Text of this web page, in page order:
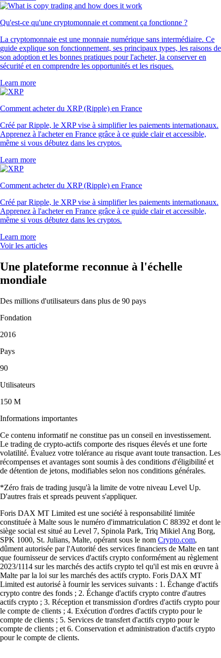
Qu'est-ce qu'une cryptomonnaie et comment ça fonctionne ?
La cryptomonnaie est une monnaie numérique sans intermédiaire. Ce
guide explique son fonctionnement, ses principaux types, les raisons de
son adoption et les bonnes pratiques pour l'acheter, la conserver en
sécurité et en comprendre les opportunités et les risques.
Learn more
Comment acheter du XRP (Ripple) en France
Créé par Ripple, le XRP vise à simplifier les paiements internationaux.
Apprenez à l'acheter en France grâce à ce guide clair et accessible,
même si vous débutez dans les cryptos.
Learn more
Comment acheter du XRP (Ripple) en France
Créé par Ripple, le XRP vise à simplifier les paiements internationaux.
Apprenez à l'acheter en France grâce à ce guide clair et accessible,
même si vous débutez dans les cryptos.
Learn more
Voir les articles
Une plateforme reconnue à l'échelle
mondiale
Des millions d'utilisateurs dans plus de 90 pays
Fondation
2016
Pays
90
Utilisateurs
150 M
Informations importantes
Ce contenu informatif ne constitue pas un conseil en investissement.
Le trading de crypto-actifs comporte des risques élevés et une forte
volatilité. Évaluez votre tolérance au risque avant toute transaction. Les
récompenses et avantages sont soumis à des conditions d'éligibilité et
de détention de jetons, modifiables selon nos conditions générales.
*Zéro frais de trading jusqu'à la limite de votre niveau Level Up.
D'autres frais et spreads peuvent s'appliquer.
Foris DAX MT Limited est une société à responsabilité limitée
constituée à Malte sous le numéro d'immatriculation C 88392 et dont le
siège social est situé au Level 7, Spinola Park, Triq Mikiel Ang Borg,
SPK 1000, St. Julians, Malte, opérant sous le nom Crypto.com,
dûment autorisée par l'Autorité des services financiers de Malte en tant
que fournisseur de services d'actifs crypto conformément au règlement
2023/1114 sur les marchés des actifs crypto tel qu'il est mis en œuvre à
Malte par la loi sur les marchés des actifs crypto. Foris DAX MT
Limited est autorisé à fournir les services suivants : 1. Échange d'actifs
crypto contre des fonds ; 2. Échange d'actifs crypto contre d'autres
actifs crypto ; 3. Réception et transmission d'ordres d'actifs crypto pour
le compte de clients ; 4. Exécution d'ordres d'actifs crypto pour le
compte de clients ; 5. Services de transfert d'actifs crypto pour le
compte de clients ; et 6. Conservation et administration d'actifs crypto
pour le compte de clients.